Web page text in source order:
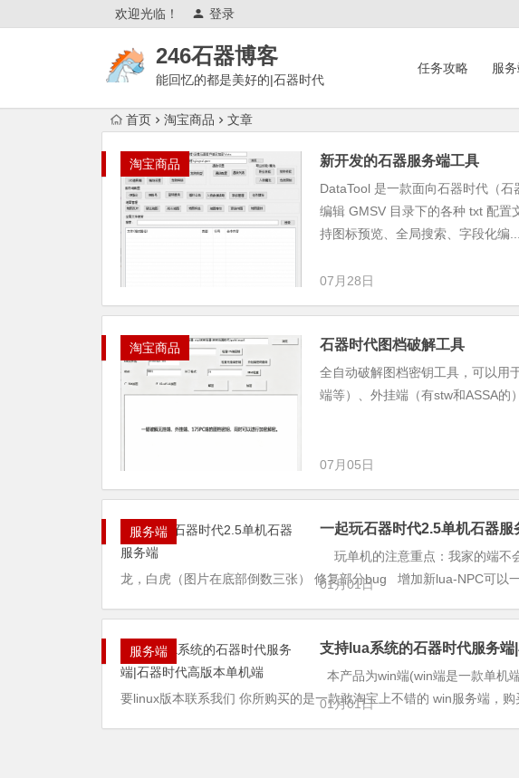
欢迎光临！ 登录
246石器博客
能回忆的都是美好的|石器时代
代单机
任务攻略 服
首页 淘宝商品 文章
淘宝商品 新开发的石器服务端工具
DataTool 是一款面向石器时代（
编辑 GMSV 目录下的各种 txt 配置
持图标预览、全局搜索、字段化编...
07月28日
淘宝商品 石器时代图档破解工具
全自动破解图档密钥工具，可以用
端等）、外挂端（有stw和ASSA的
07月05日
服务端 一起玩石器时代2.5单机石器服
玩单机的注意重点：我家的端不
龙，白虎（图片在底部倒数三张） 修复部分bug 增加新lua-NPC可以一
01月01日
服务端 支持lua系统的石器时代服务
本产品为win端(win端是一款单机
要linux版本联系我们 你所购买的是一款敢淘宝上不错的 win服务端，购
01月01日